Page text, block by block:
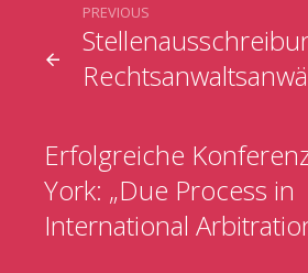
PREVIOUS
Erfolgreiche
York: „Due Process in
International